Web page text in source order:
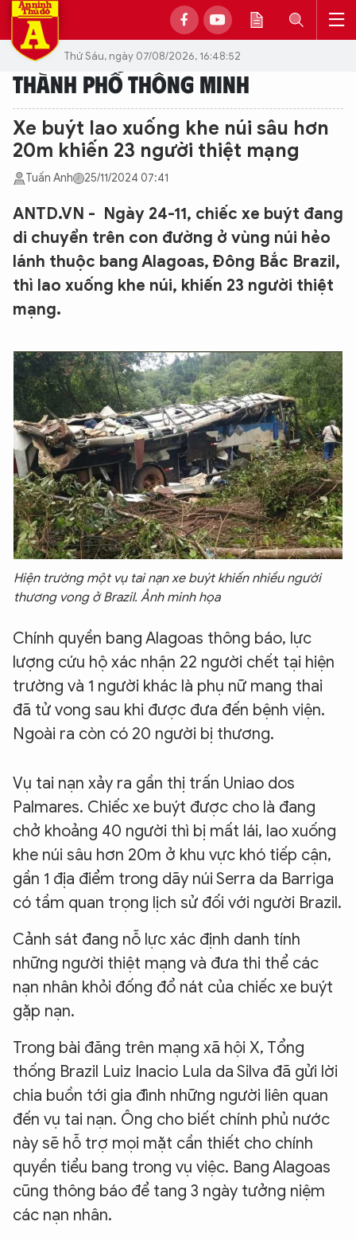
Thứ Sáu, ngày 07/08/2026, 16:48:52
THÀNH PHỐ THÔNG MINH
Xe buýt lao xuống khe núi sâu hơn
20m khiến 23 người thiệt mạng
Tuấn Anh 25/11/2024 07:41
ANTD.VN - Ngày 24-11, chiếc xe buýt đang
di chuyển trên con đường ở vùng núi hẻo
lánh thuộc bang Alagoas, Đông Bắc Brazil,
thì lao xuống khe núi, khiến 23 người thiệt
mạng.
Hiện trường một vụ tai nạn xe buýt khiến nhiều người
thương vong ở Brazil. Ảnh minh họa
Chính quyền bang Alagoas thông báo, lực
lượng cứu hộ xác nhận 22 người chết tại hiện
trường và 1 người khác là phụ nữ mang thai
đã tử vong sau khi được đưa đến bệnh viện.
Ngoài ra còn có 20 người bị thương.
Vụ tai nạn xảy ra gần thị trấn Uniao dos
Palmares. Chiếc xe buýt được cho là đang
chở khoảng 40 người thì bị mất lái, lao xuống
khe núi sâu hơn 20m ở khu vực khó tiếp cận,
gần 1 địa điểm trong dãy núi Serra da Barriga
có tầm quan trọng lịch sử đối với người Brazil.
Cảnh sát đang nỗ lực xác định danh tính
những người thiệt mạng và đưa thi thể các
nạn nhân khỏi đống đổ nát của chiếc xe buýt
gặp nạn.
Trong bài đăng trên mạng xã hội X, Tổng
thống Brazil Luiz Inacio Lula da Silva đã gửi lời
chia buồn tới gia đình những người liên quan
đến vụ tai nạn. Ông cho biết chính phủ nước
này sẽ hỗ trợ mọi mặt cần thiết cho chính
quyền tiểu bang trong vụ việc. Bang Alagoas
cũng thông báo để tang 3 ngày tưởng niệm
các nạn nhân.